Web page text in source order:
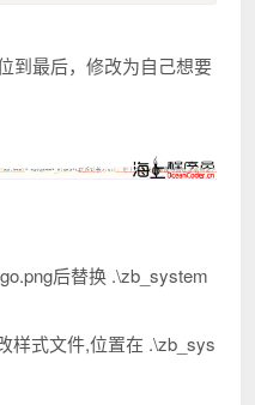
到最后，修改为自己想要
后替换 .\zb_system
样式文件,位置在 .\zb_sys